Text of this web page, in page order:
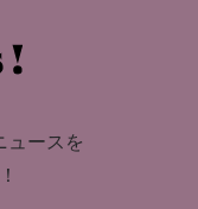
ュースを